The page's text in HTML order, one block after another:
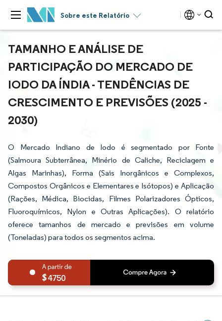
Sobre este Relatório
TAMANHO E ANÁLISE DE
PARTICIPAÇÃO DO MERCADO DE
IODO DA ÍNDIA - TENDÊNCIAS DE
CRESCIMENTO E PREVISÕES (2025 -
2030)
O Mercado Indiano de Iodo é segmentado por Fonte
(Salmoura Subterrânea, Minério de Caliche, Reciclagem e
Algas Marinhas), Forma (Sais Inorgânicos e Complexos,
Compostos Orgânicos e Elementares e Isótopos) e Aplicação
(Rações, Médica, Biocidas, Filmes Polarizadores Ópticos,
Fluoroquímicos, Nylon e Outras Aplicações). O relatório
oferece tamanhos de mercado e previsões em volume
(Toneladas) para todos os segmentos acima.
4750